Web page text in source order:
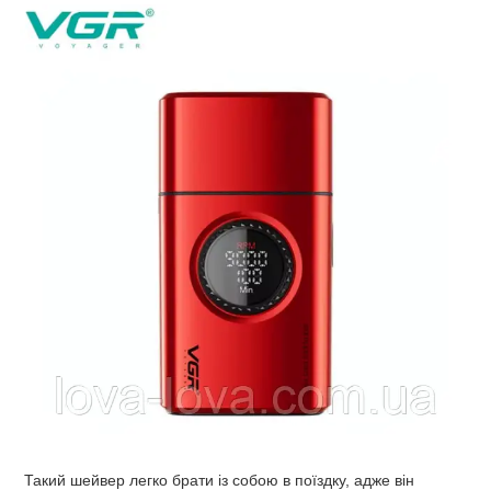
Такий шейвер легко брати із собою в поїздку, адже він